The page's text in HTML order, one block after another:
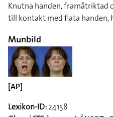
Knutna handen, framåtriktad
till kontakt med flata handen,
Munbild
[AP]
Lexikon-ID:24158